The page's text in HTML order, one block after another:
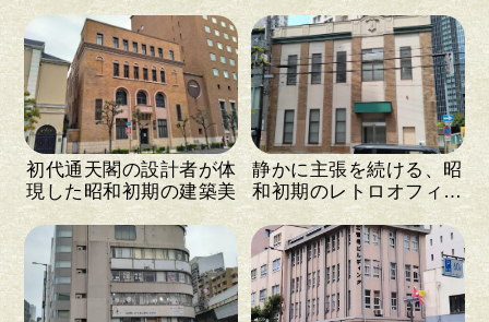
初代通天閣の設計者が体
現した昭和初期の建築美
静かに主張を続ける、昭
和初期のレトロオフィス
ビル